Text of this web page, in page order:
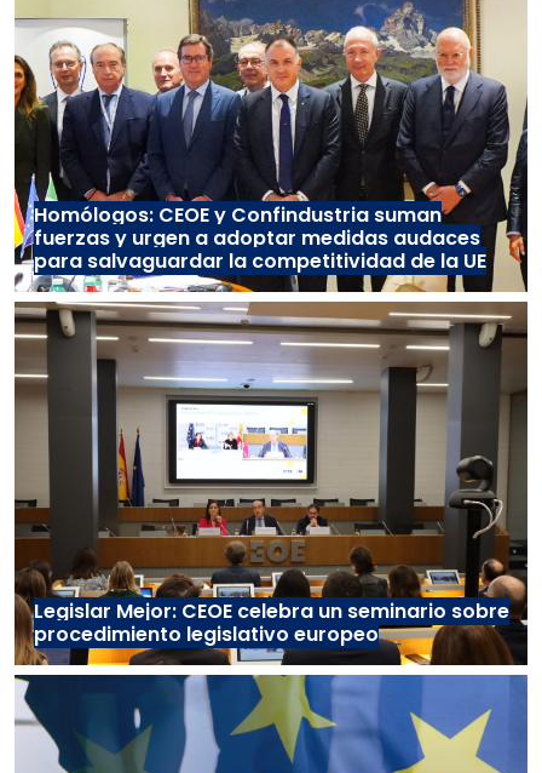
Homólogos: CEOE y Confindustria suman
fuerzas y urgen a adoptar medidas audaces
para salvaguardar la competitividad de la UE
Legislar Mejor: CEOE celebra un seminario sobre
procedimiento legislativo europeo